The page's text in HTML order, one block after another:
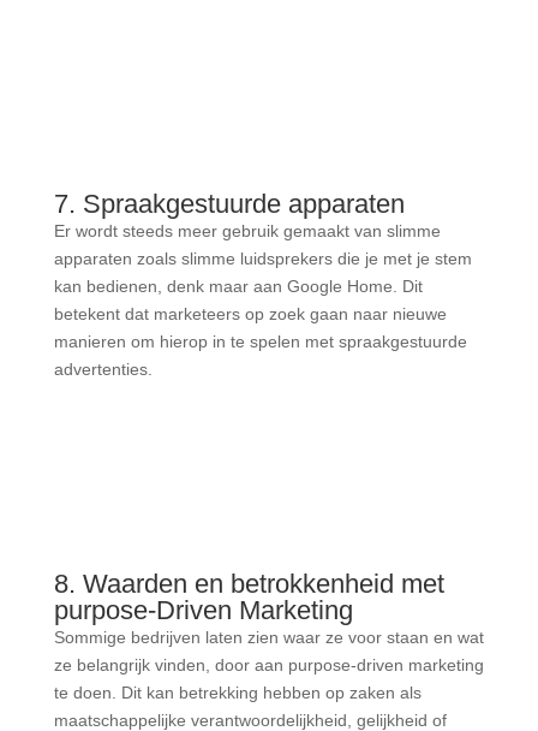
7. Spraakgestuurde apparaten
Er wordt steeds meer gebruik gemaakt van slimme
apparaten zoals slimme luidsprekers die je met je stem
kan bedienen, denk maar aan Google Home. Dit
betekent dat marketeers op zoek gaan naar nieuwe
manieren om hierop in te spelen met spraakgestuurde
advertenties.
8. Waarden en betrokkenheid met
purpose-Driven Marketing
Sommige bedrijven laten zien waar ze voor staan en wat
ze belangrijk vinden, door aan purpose-driven marketing
te doen. Dit kan betrekking hebben op zaken als
maatschappelijke verantwoordelijkheid, gelijkheid of